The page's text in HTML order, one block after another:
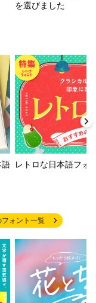
を選びました
語
レトロな日本語フォ
フォント一覧